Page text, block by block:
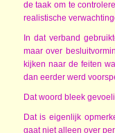
de taak om te
realistische
In dat verband
maar over
kijken naar de feiten
dan eerder werd
Dat woord bleek
Dat is eigenlijk
gaat niet alleen over